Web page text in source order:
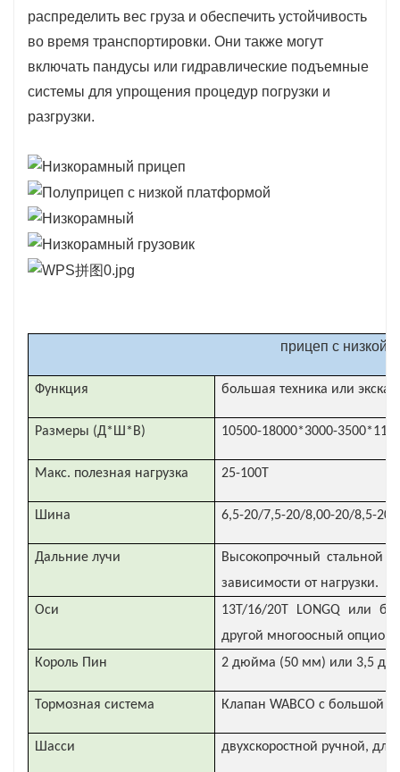
распределить вес груза и обеспечить устойчивость
во время транспортировки. Они также могут
включать пандусы или гидравлические подъемные
системы для упрощения процедур погрузки и
разгрузки.
прицеп с низкой
Функция большая техника или
Размеры (Д*Ш*В) 10500-18000*3000-
Макс. полезная нагрузка 25-100Т
Шина 6,5-20/7,5-20/8,00-20/8,5-20/
Дальние лучи
Высокопрочный стальной
зависимости от нагрузки.
Оси
13T/16/20T LONGQ или
другой многоосный
Король Пин
2 дюйма (50 мм) или 3,5
Тормозная система Клапан WABCO с большой
Шасси двухскоростной ручной,